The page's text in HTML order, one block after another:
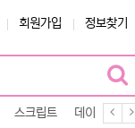
회원가입 정보찾기
스크립트 데이터베이스